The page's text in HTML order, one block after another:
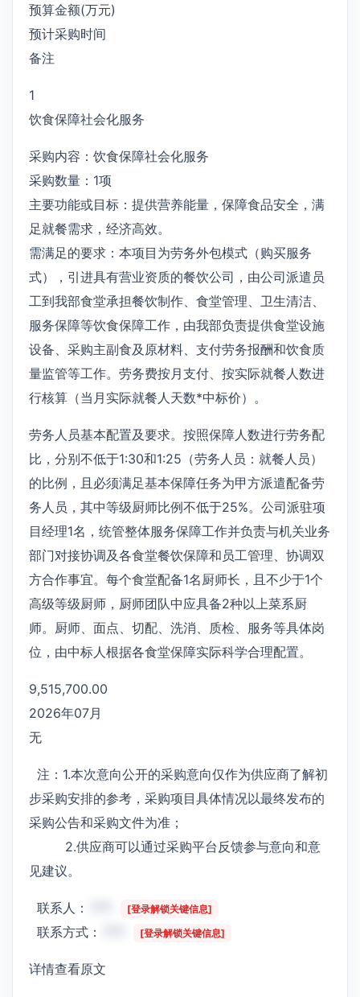
预算金额(万元)
预计采购时间
备注
1
饮食保障社会化服务
采购内容：饮食保障社会化服务
采购数量：1项
主要功能或目标：提供营养能量，保障食品安全，满
足就餐需求，经济高效。
需满足的要求：本项目为劳务外包模式（购买服务
式），引进具有营业资质的餐饮公司，由公司派遣员
工到我部食堂承担餐饮制作、食堂管理、卫生清洁、
服务保障等饮食保障工作，由我部负责提供食堂设施
设备、采购主副食及原材料、支付劳务报酬和饮食质
量监管等工作。劳务费按月支付、按实际就餐人数进
行核算（当月实际就餐人天数*中标价）。
劳务人员基本配置及要求。按照保障人数进行劳务配
比，分别不低于1:30和1:25（劳务人员：就餐人员）
的比例，且必须满足基本保障任务为甲方派遣配备劳
务人员，其中等级厨师比例不低于25%。公司派驻项
目经理1名，统管整体服务保障工作并负责与机关业务
部门对接协调及各食堂餐饮保障和员工管理、协调双
方合作事宜。每个食堂配备1名厨师长，且不少于1个
高级等级厨师，厨师团队中应具备2种以上菜系厨
师。厨师、面点、切配、洗消、质检、服务等具体岗
位，由中标人根据各食堂保障实际科学合理配置。
9,515,700.00
2026年07月
无
注：1.本次意向公开的采购意向仅作为供应商了解初
步采购安排的参考，采购项目具体情况以最终发布的
采购公告和采购文件为准；
2.供应商可以通过采购平台反馈参与意向和意
见建议。
联系人： [登录解锁关键信息]
联系方式： [登录解锁关键信息]
详情查看原文